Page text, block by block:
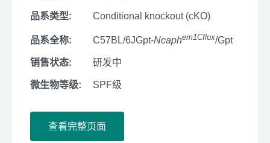
品系类型: Conditional knockout (cKO)
品系全称: C57BL/6JGpt-Ncaphem1Cflox/Gpt
销售状态: 研发中
微生物等级: SPF级
查看完整页面